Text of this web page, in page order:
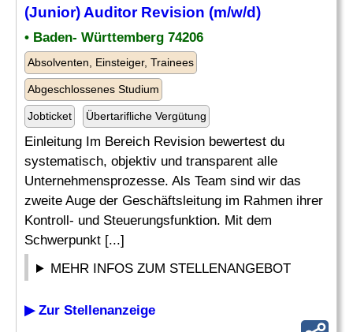
(Junior) AuditorRevision (m/w/d)
• Baden- Württemberg 74206
Absolventen, Einsteiger, Trainees
Abgeschlossenes Studium
Jobticket Übertarifliche Vergütung
Einleitung Im Bereich Revision bewertest du
systematisch, objektiv und transparent alle
Unternehmensprozesse. Als Team sind wir das
zweite Auge der Geschäftsleitung im Rahmen ihrer
Kontroll- und Steuerungsfunktion. Mit dem
Schwerpunkt [...]
MEHR INFOS ZUM STELLENANGEBOT
▶ Zur Stellenanzeige